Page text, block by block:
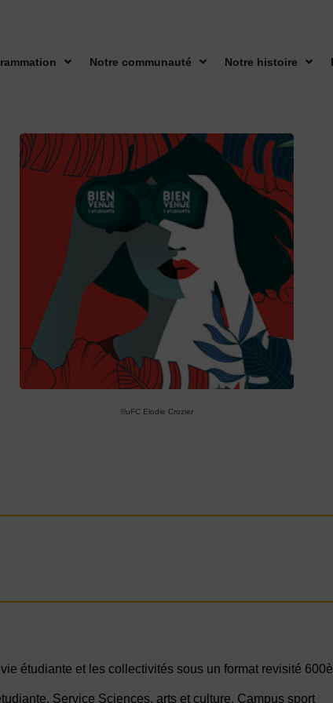
Notre communauté Notre histoire
©uFC Elodie Crozier
étudiante et les collectivités sous un format revisité
Service Sciences, arts et culture, Campus sport